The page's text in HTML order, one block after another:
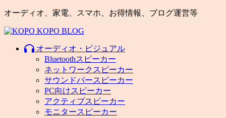
オーディオ、家電、スマホ、お得情報、ブログ運営等
オーディオ・ビジュアル
Bluetoothスピーカー
ネットワークスピーカー
サウンドバースピーカー
PC向けスピーカー
アクティブスピーカー
モニタースピーカー